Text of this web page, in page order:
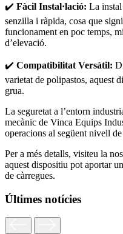
✔️ Fàcil Instal·lació: La
senzilla i ràpida, cosa que
funcionament en poc temps,
d’elevació.
✔️ Compatibilitat Versàtil:
varietat de polipastos, aquest
grua.
La seguretat a l’entorn
mecànic de Vinca Equips
operacions al següent nivell
Per a més detalls, visiteu la
aquest dispositiu pot aportar
de càrregues.
Últimes notícies